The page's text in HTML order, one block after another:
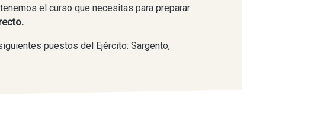
el curso que necesitas para preparar
puestos del Ejército: Sargento,